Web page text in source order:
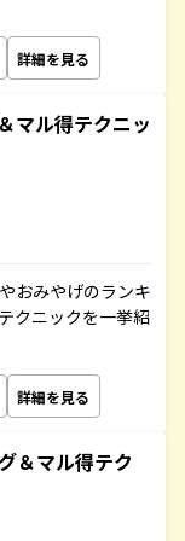
詳細を見る
マル得テクニッ
おみやげのランキ
クニックを一挙紹
詳細を見る
＆マル得テク